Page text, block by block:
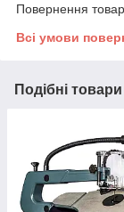
Повернення
Всі умови
Подібні